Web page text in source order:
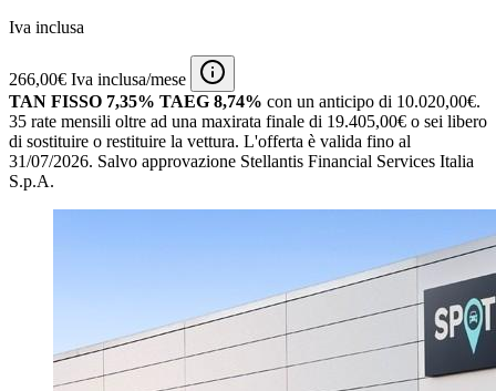
Iva inclusa
266,00€ Iva inclusa/mese
TAN FISSO 7,35% TAEG 8,74% con un anticipo di 10.020,00€.
35 rate mensili oltre ad una maxirata finale di 19.405,00€ o sei libero
di sostituire o restituire la vettura. L'offerta è valida fino al
31/07/2026. Salvo approvazione Stellantis Financial Services Italia
S.p.A.